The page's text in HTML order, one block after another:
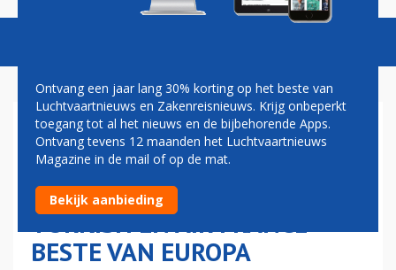
SKYTRAX: SINGAPORE
AIRLINES BESTE
MAATSCHAPPIJ TER WERELD,
TURKISH EN AIR FRANCE
BESTE VAN EUROPA
Ontvang een jaar lang 30% korting op het beste van
Luchtvaartnieuws en Zakenreisnieuws. Krijg onbeperkt
toegang tot al het nieuws en de bijbehorende Apps.
Ontvang tevens 12 maanden het Luchtvaartnieuws
Magazine in de mail of op de mat.
Bekijk aanbieding